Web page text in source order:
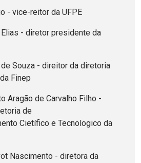
- vice-reitor da UFPE
- diretor presidente da
Souza - direitor da diretoria
Finep
Aragão de Carvalho Filho -
de
Cietífico e Tecnologico da
Nascimento - diretora da